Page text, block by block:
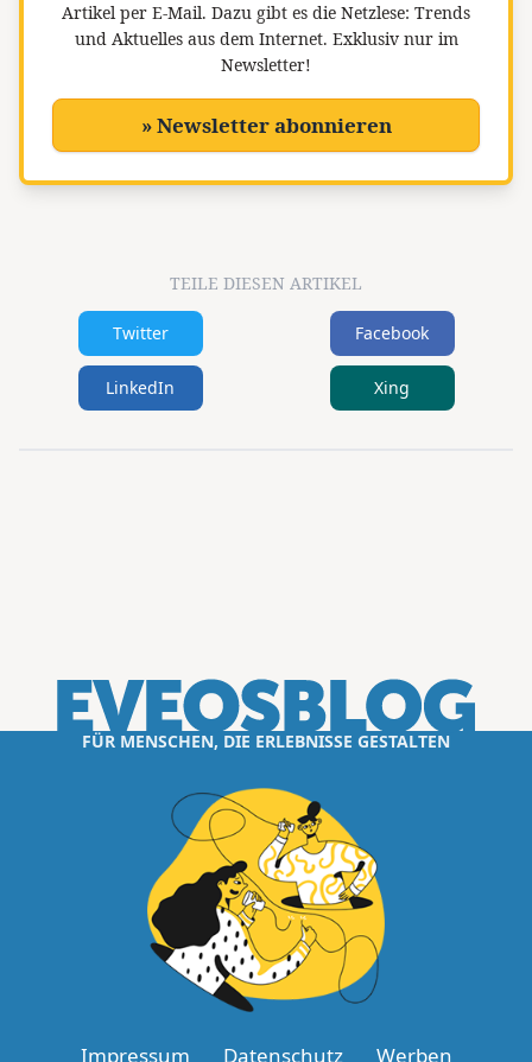
Artikel per E-Mail. Dazu gibt es die Netzlese: Trends
und Aktuelles aus dem Internet. Exklusiv nur im
Newsletter!
» Newsletter abonnieren
TEILE DIESEN ARTIKEL
Twitter Facebook
LinkedIn Xing
FÜR MENSCHEN, DIE ERLEBNISSE GESTALTEN
Impressum Datenschutz Werben